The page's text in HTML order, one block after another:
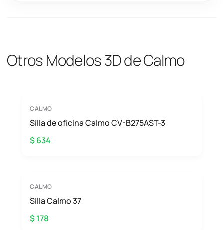
Otros Modelos 3D de Calmo
CALMO
Silla de oficina Calmo CV-B275AST-3
$ 634
CALMO
Silla Calmo 37
$ 178